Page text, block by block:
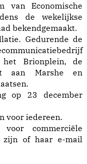
van Economische
de wekelijkse
bekendgemaakt.
Gedurende de
Brionplein, de
aan Marshe en
op 23 december
voor iedereen.
commerciële
zijn of haar e-mail